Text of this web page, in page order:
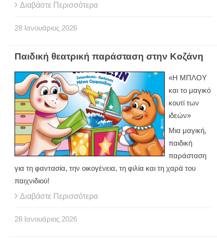
Διαβάστε Περισσότερα
28 Ιανουάριος 2026
Παιδική θεατρική παράσταση στην Κοζάνη
«Η ΜΠΛΟΥ
και το μαγικό
κουτί των
ιδεών»
Μια μαγική,
παιδική
παράσταση
για τη φαντασία, την οικογένεια, τη φιλία και τη χαρά του
παιχνιδιού!
Διαβάστε Περισσότερα
28 Ιανουάριος 2026